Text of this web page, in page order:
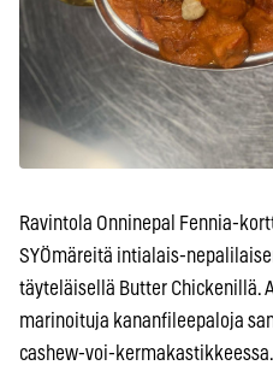
Ravintola Onninepal Fennia-
SYÖmäreitä intialais-
täyteläisellä Butter Chickenillä.
marinoituja kananfileepaloja
cashew-voi-kermakastikkeessa.